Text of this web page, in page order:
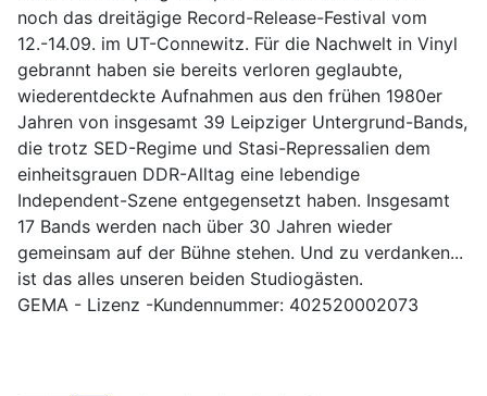
noch das dreitägige Record-Release-Festival vom
12.-14.09. im UT-Connewitz. Für die Nachwelt in Vinyl
gebrannt haben sie bereits verloren geglaubte,
wiederentdeckte Aufnahmen aus den frühen 1980er
Jahren von insgesamt 39 Leipziger Untergrund-Bands,
die trotz SED-Regime und Stasi-Repressalien dem
einheitsgrauen DDR-Alltag eine lebendige
Independent-Szene entgegensetzt haben. Insgesamt
17 Bands werden nach über 30 Jahren wieder
gemeinsam auf der Bühne stehen. Und zu verdanken...
ist das alles unseren beiden Studiogästen.
GEMA - Lizenz -Kundennummer: 402520002073